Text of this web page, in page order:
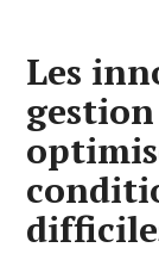
Les